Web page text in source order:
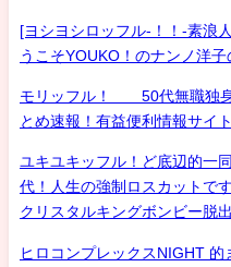
[ヨシヨシロッフル-！！-素浪
うこそYOUKO！のナンノ洋
モリッフル！ 50代無職独身
とめ速報！有益便利情報サイ
ユキユキッフル！ど底辺的一
代！人生の強制ロスカットで
クリスタルキングボンビー脱
ヒロコンプレックスNIGHT